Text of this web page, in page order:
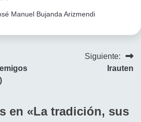
Manuel Bujanda Arizmendi
Siguiente:
Irauten
en «La tradición, sus